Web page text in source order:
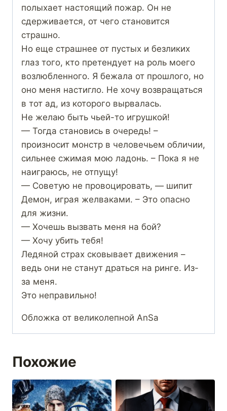
полыхает настоящий пожар. Он не
сдерживается, от чего становится
страшно.
Но еще страшнее от пустых и безликих
глаз того, кто претендует на роль моего
возлюбленного. Я бежала от прошлого, но
оно меня настигло. Не хочу возвращаться
в тот ад, из которого вырвалась.
Не желаю быть чьей-то игрушкой!
— Тогда становись в очередь! –
произносит монстр в человечьем обличии,
сильнее сжимая мою ладонь. – Пока я не
наиграюсь, не отпущу!
— Советую не провоцировать, — шипит
Демон, играя желваками. – Это опасно
для жизни.
— Хочешь вызвать меня на бой?
— Хочу убить тебя!
Ледяной страх сковывает движения –
ведь они не станут драться на ринге. Из-
за меня.
Это неправильно!
Обложка от великолепной AnSa
Похожие